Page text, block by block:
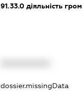
91.33.0 діяльність
dossier.missingData